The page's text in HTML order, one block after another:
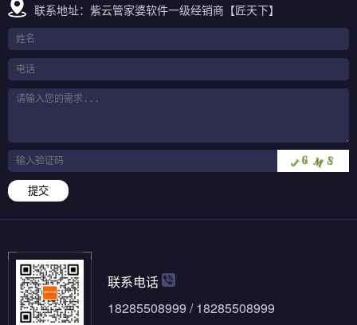
联系地址：紫云管家婆软件一级经销商【匠天下】
提交
联系电话
18285508999 / 18285508999